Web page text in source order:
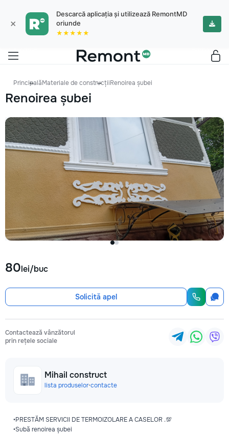
×
Descarcă aplicația și utilizează RemontMD
oriunde
★★★★★
PrincipalăMateriale de construcțiiRenoirea șubei
Renoirea șubei
80lei/buc
Solicită apel
Contactează vânzătorul
prin rețele sociale
Mihail construct
lista produselor•contacte
•PRESTĂM SERVICII DE TERMOIZOLARE A CASELOR .💯
•Subă renoirea șubei